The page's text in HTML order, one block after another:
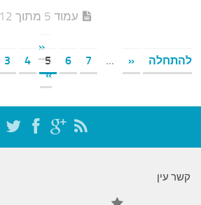
עמוד 5 מתוך 12
4
»
עין